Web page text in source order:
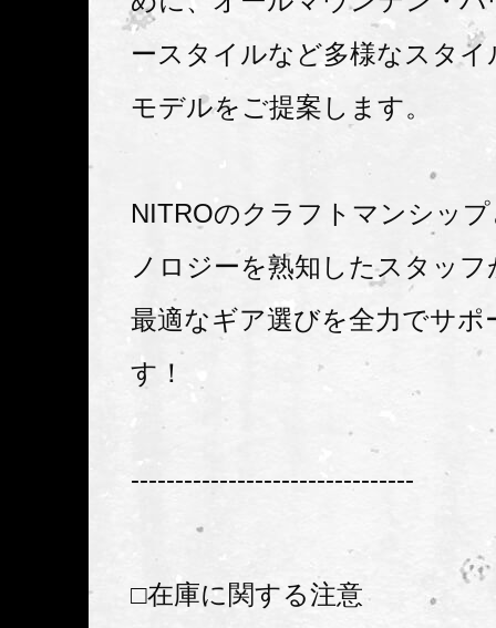
ースタイルなど多様なスタ
モデルをご提案します。
NITROのクラフトマンシッ
ノロジーを熟知したスタッ
最適なギア選びを全力でサポ
す！
--------------------------------
□在庫に関する注意